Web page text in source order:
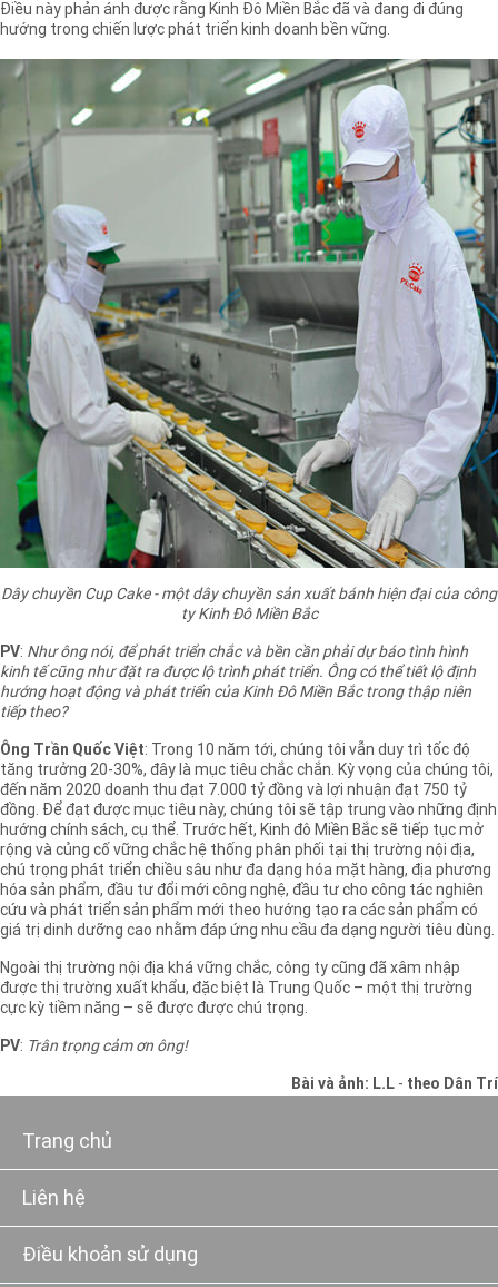
Điều này phản ánh được rằng Kinh Đô Miền Bắc đã và đang đi đúng
hướng trong chiến lược phát triển kinh doanh bền vững.
Dây chuyền Cup Cake - một dây chuyền sản xuất bánh hiện đại của công
ty Kinh Đô Miền Bắc
PV: Như ông nói, để phát triển chắc và bền cần phải dự báo tình hình
kinh tế cũng như đặt ra được lộ trình phát triển. Ông có thể tiết lộ định
hướng hoạt động và phát triển của Kinh Đô Miền Bắc trong thập niên
tiếp theo?
Ông Trần Quốc Việt: Trong 10 năm tới, chúng tôi vẫn duy trì tốc độ
tăng trưởng 20-30%, đây là mục tiêu chắc chắn. Kỳ vọng của chúng tôi,
đến năm 2020 doanh thu đạt 7.000 tỷ đồng và lợi nhuận đạt 750 tỷ
đồng. Để đạt được mục tiêu này, chúng tôi sẽ tập trung vào những định
hướng chính sách, cụ thể. Trước hết, Kinh đô Miền Bắc sẽ tiếp tục mở
rộng và củng cố vững chắc hệ thống phân phối tại thị trường nội địa,
chú trọng phát triển chiều sâu như đa dạng hóa mặt hàng, địa phương
hóa sản phẩm, đầu tư đổi mới công nghệ, đầu tư cho công tác nghiên
cứu và phát triển sản phẩm mới theo hướng tạo ra các sản phẩm có
giá trị dinh dưỡng cao nhằm đáp ứng nhu cầu đa dạng người tiêu dùng.
Ngoài thị trường nội địa khá vững chắc, công ty cũng đã xâm nhập
được thị trường xuất khẩu, đặc biệt là Trung Quốc – một thị trường
cực kỳ tiềm năng – sẽ được được chú trọng.
PV: Trân trọng cảm ơn ông!
Bài và ảnh: L.L - theo Dân Trí
Trang chủ
Liên hệ
Điều khoản sử dụng